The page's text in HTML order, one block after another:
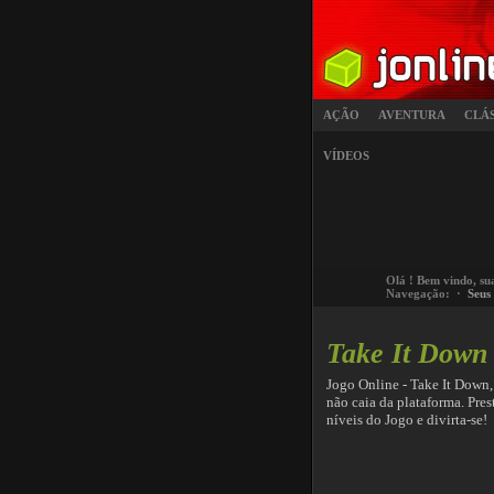
AÇÃO AVENTURA
VÍDEOS
Olá ! Bem vindo,
Navegação: ·
Take It Down
Jogo Online - Take It
não caia da plataforma.
níveis do Jogo e divirta-se!